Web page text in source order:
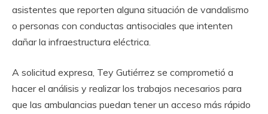
asistentes que reporten alguna situación de vandalismo
o personas con conductas antisociales que intenten
dañar la infraestructura eléctrica.
A solicitud expresa, Tey Gutiérrez se comprometió a
hacer el análisis y realizar los trabajos necesarios para
que las ambulancias puedan tener un acceso más rápido